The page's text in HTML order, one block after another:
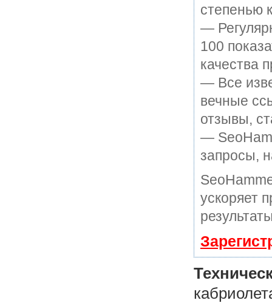
степенью
—
100
качества
— Все
вечные
отзывы,
—
запросы,
ускоряет